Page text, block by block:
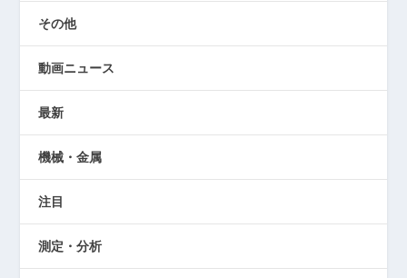
その他
動画ニュース
最新
機械・金属
注目
測定・分析